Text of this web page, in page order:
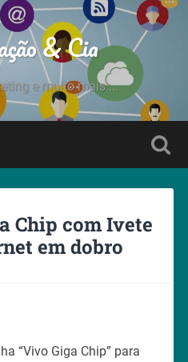
& Cia
e muito mais....
Chip com Ivete
em dobro
“Vivo Giga Chip” para